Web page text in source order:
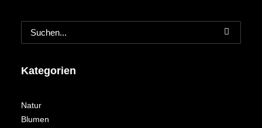
Kategorien
Natur
Blumen